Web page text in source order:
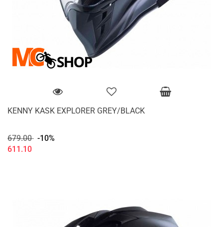
KENNY KASK EXPLORER GREY/BLACK
679.00 -10%
611.10